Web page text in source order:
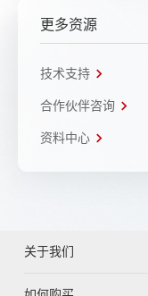
更多资源
技术支持
合作伙伴咨询
资料中心
关于我们